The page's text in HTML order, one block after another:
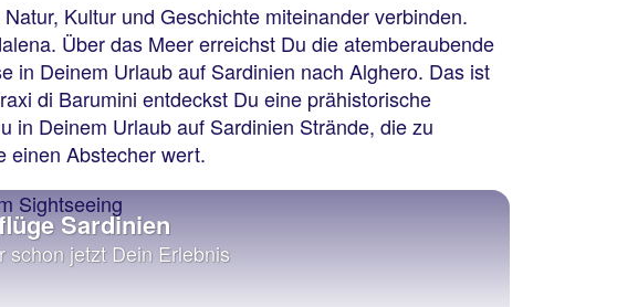
Kultur und Geschichte miteinander verbinden.
Über das Meer erreichst Du die atemberaubende
in Deinem Urlaub auf Sardinien nach Alghero. Das ist
di Barumini entdeckst Du eine prähistorische
in Deinem Urlaub auf Sardinien Strände, die zu
einen Abstecher wert.
Sardinien
schon jetzt Dein Erlebnis